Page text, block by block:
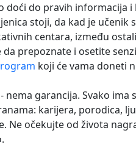
doći do pravih informacija
stoji, da kad je učenik
centara, između
prepoznate i osetite
koji će vama doneti
nema garancija. Svako
karijera, porodica,
Ne očekujte od života